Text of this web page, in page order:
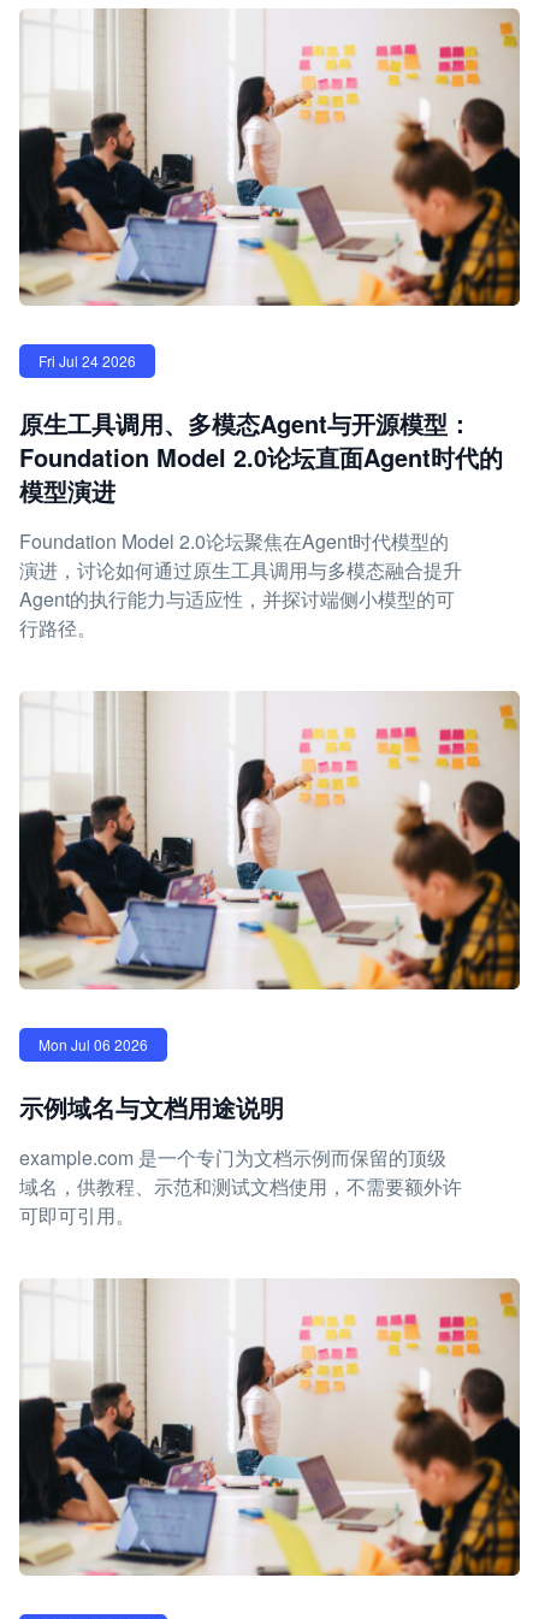
Fri Jul 24 2026
原生工具调用、多模态Agent与开源模型：
Foundation Model 2.0论坛直面Agent时代的
模型演进
Foundation Model 2.0论坛聚焦在Agent时代模型的
演进，讨论如何通过原生工具调用与多模态融合提升
Agent的执行能力与适应性，并探讨端侧小模型的可
行路径。
Mon Jul 06 2026
示例域名与文档用途说明
example.com 是一个专门为文档示例而保留的顶级
域名，供教程、示范和测试文档使用，不需要额外许
可即可引用。